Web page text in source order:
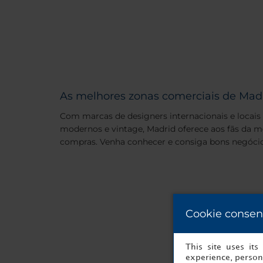
As melhores zonas comerciais de
Com marcas de designers internacionais e
modernos e vintage, Madrid oferece aos fãs da
compras. Venha conhecer e consiga bons
Cookie
This site uses its
experience,